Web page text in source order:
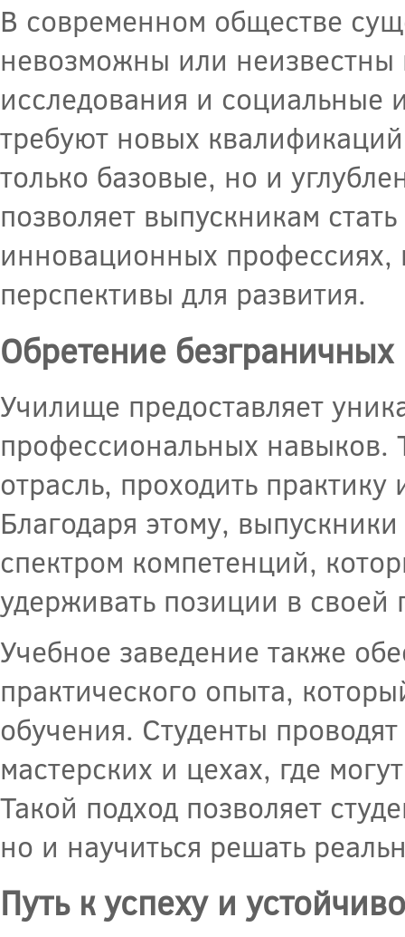
В современном обществе
невозможны или неизвестны
исследования и социальные
требуют новых
только базовые, но и
позволяет выпускникам
инновационных профессиях,
перспективы для развития.
Обретение
Училище предоставляет
профессиональных навыков.
отрасль, проходить
Благодаря этому,
спектром компетенций,
удерживать позиции в своей
Учебное заведение также
практического опыта,
обучения. Студенты
мастерских и цехах, где
Такой подход позволяет
но и научиться решать
Путь к успеху и